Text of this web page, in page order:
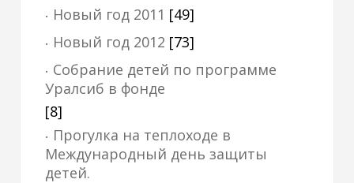
Новый год 2011 [49]
Новый год 2012 [73]
Cобрание детей по программе
Уралсиб в фонде
[8]
Прогулка на теплоходе в
Международный день защиты
детей.